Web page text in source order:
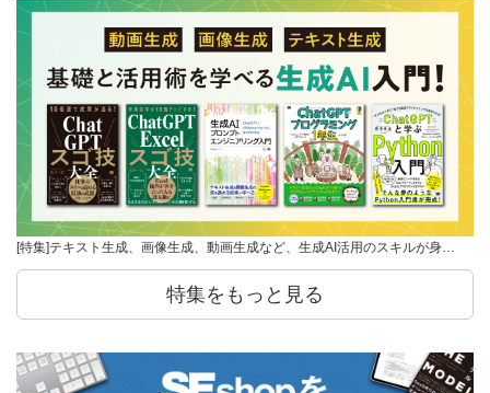
[特集]テキスト生成、画像生成、動画生成など、生成AI活用のスキルが身…
特集をもっと見る